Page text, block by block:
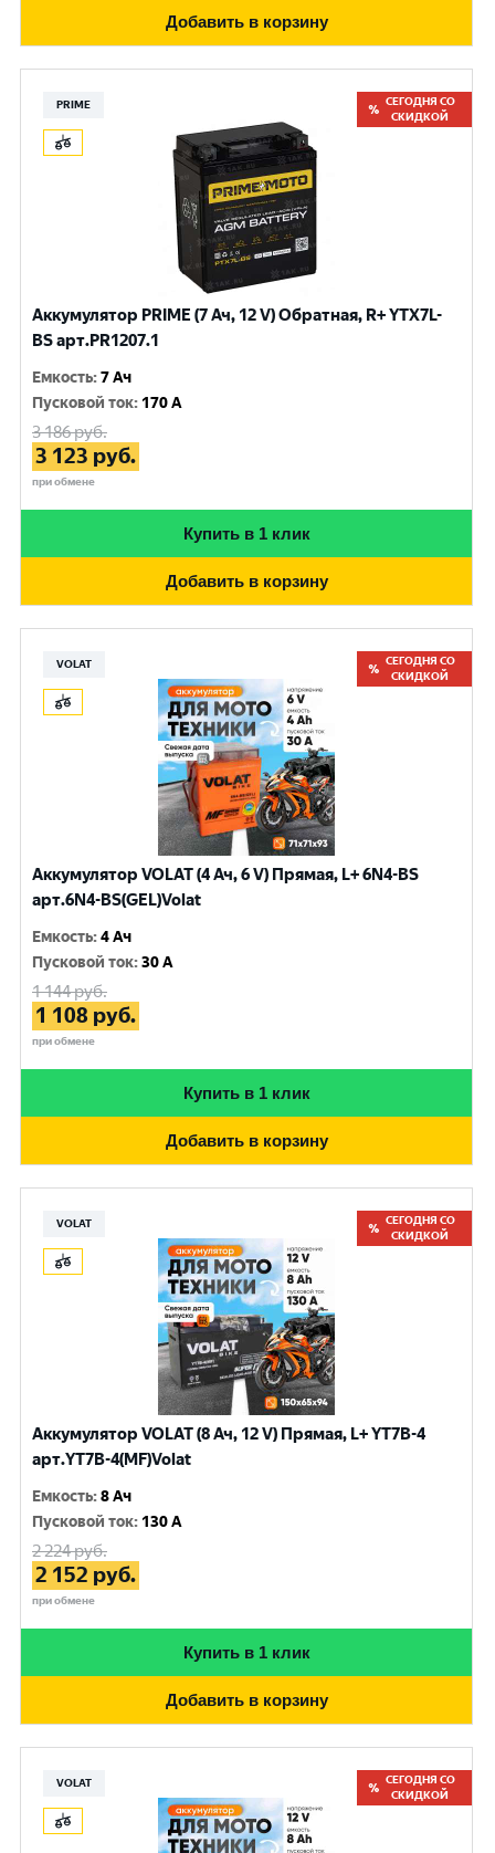
Добавить в корзину
PRIME
СЕГОДНЯ СО
СКИДКОЙ
Аккумулятор PRIME (7 Ач, 12 V) Обратная, R+ YTX7L-
BS арт.PR1207.1
Емкость:7 Ач
Пусковой ток: 170 A
3 186руб.
3 123 руб.
при обмене
Купить в 1 клик
Добавить в корзину
VOLAT
СЕГОДНЯ СО
СКИДКОЙ
Аккумулятор VOLAT (4 Ач, 6 V) Прямая, L+ 6N4-BS
арт.6N4-BS(GEL)Volat
Емкость:4 Ач
Пусковой ток:30 A
1 144руб.
1 108 руб.
при обмене
Купить в 1 клик
Добавить в корзину
VOLAT
СЕГОДНЯ СО
СКИДКОЙ
Аккумулятор VOLAT (8 Ач, 12 V) Прямая, L+ YT7B-4
арт.YT7B-4(MF)Volat
Емкость:8 Ач
Пусковой ток: 130 A
2 224руб.
2 152 руб.
при обмене
Купить в 1 клик
Добавить в корзину
VOLAT
СЕГОДНЯ СО
СКИДКОЙ